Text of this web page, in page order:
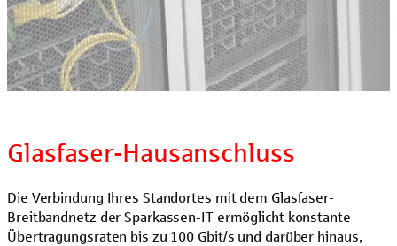
Glasfaser-Hausanschluss
Die Verbindung Ihres Standortes mit dem Glasfaser-
Breitbandnetz der Sparkassen-IT ermöglicht konstante
Übertragungsraten bis zu 100 Gbit/s und darüber hinaus,